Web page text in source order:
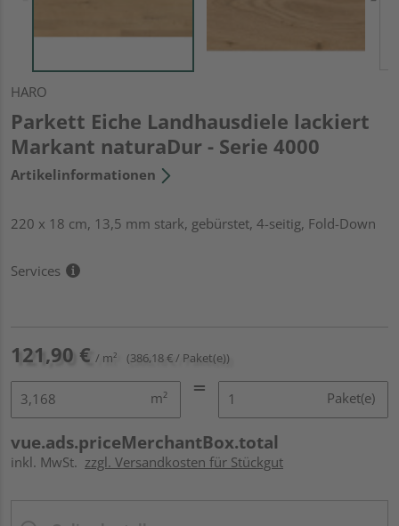
HARO
Parkett Eiche Landhausdiele lackiert
Markant naturaDur - Serie 4000
Artikelinformationen
220 x 18 cm, 13,5 mm stark, gebürstet, 4-seitig, Fold-Down
Services
121,90 € / m² (386,18 € / Paket(e))
m² Paket(e)
vue.ads.priceMerchantBox.total
inkl. MwSt. zzgl. Versandkosten für Stückgut